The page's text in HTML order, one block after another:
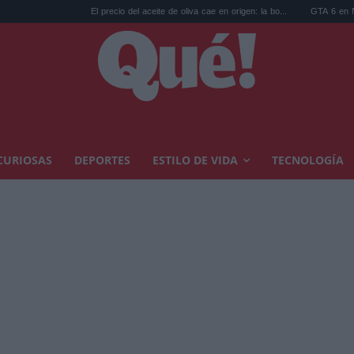
El precio del aceite de oliva cae en origen: la bo... GTA 6 en Netflix: las
DEPORTES ESTILO DE VIDA TECNOLOGÍA